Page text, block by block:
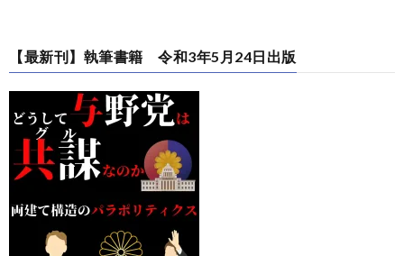
【最新刊】執筆書籍 令和3年5月24日出版